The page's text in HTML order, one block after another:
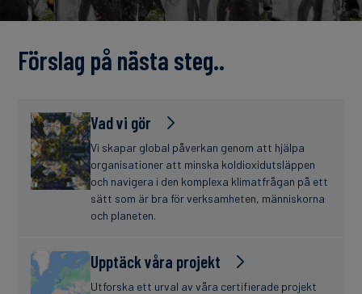
finanser
Förslag på nästa steg..
Vad vi gör
Vi skapar global påverkan genom att hjälpa
organisationer att minska koldioxidutsläppen
och navigera i den komplexa klimatfrågan på ett
sätt som är bra för verksamheten, människorna
och planeten.
Upptäck våra projekt
Utforska ett urval av våra certifierade projekt